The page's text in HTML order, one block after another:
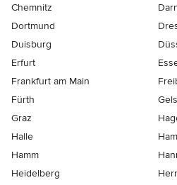
Chemnitz
Dortmund
Duisburg
Erfurt
Frankfurt am Main
Fürth
Graz
Halle
Hamm
Heidelberg